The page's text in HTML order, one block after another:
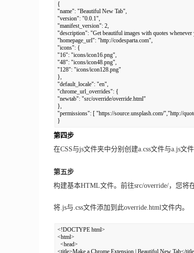
{
"name": "Beautiful New Tab",
"version": "0.0.1",
"manifest_version": 2,
"description": "Get beautiful images with quotes whenever
"homepage_url": "http://codesparta.com",
"icons": {
"16": "icons/icon16.png",
"48": "icons/icon48.png",
"128": "icons/icon128.png"
},
"default_locale": "en",
"chrome_url_overrides": {
"newtab": "src/override/override.html"
},
"permissions": [ "https://source.unsplash.com/","http://
}
第四步
在CSS与js文件夹中分别创建a.css文件与a.js文件
第五步
构建基本HTML文件。前往src/override/，您将
将.js与.css文件添加到此override.html文件内。
<!DOCTYPE html>
<html>
<head>
<title>Make a Chrome Extension | Beautiful New Tab</